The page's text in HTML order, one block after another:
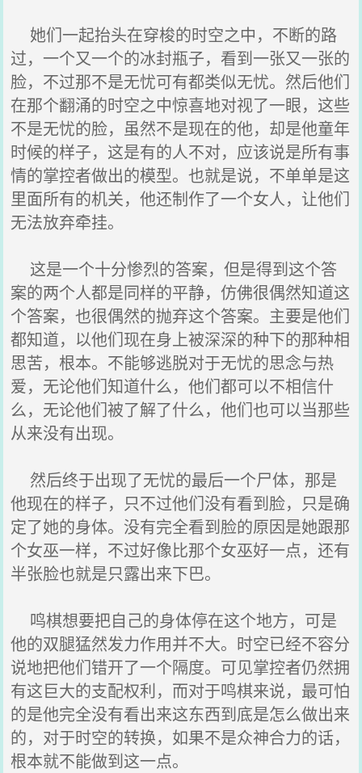
她们一起抬头在穿梭的时空之中，不断的路
过，一个又一个的冰封瓶子，看到一张又一张的
脸，不过那不是无忧可有都类似无忧。然后他们
在那个翻涌的时空之中惊喜地对视了一眼，这些
不是无忧的脸，虽然不是现在的他，却是他童年
时候的样子，这是有的人不对，应该说是所有事
情的掌控者做出的模型。也就是说，不单单是这
里面所有的机关，他还制作了一个女人，让他们
无法放弃牵挂。
这是一个十分惨烈的答案，但是得到这个答
案的两个人都是同样的平静，仿佛很偶然知道这
个答案，也很偶然的抛弃这个答案。主要是他们
都知道，以他们现在身上被深深的种下的那种相
思苦，根本。不能够逃脱对于无忧的思念与热
爱，无论他们知道什么，他们都可以不相信什
么，无论他们被了解了什么，他们也可以当那些
从来没有出现。
然后终于出现了无忧的最后一个尸体，那是
他现在的样子，只不过他们没有看到脸，只是确
定了她的身体。没有完全看到脸的原因是她跟那
个女巫一样，不过好像比那个女巫好一点，还有
半张脸也就是只露出来下巴。
鸣棋想要把自己的身体停在这个地方，可是
他的双腿猛然发力作用并不大。时空已经不容分
说地把他们错开了一个隔度。可见掌控者仍然拥
有这巨大的支配权利，而对于鸣棋来说，最可怕
的是他完全没有看出来这东西到底是怎么做出来
的，对于时空的转换，如果不是众神合力的话，
根本就不能做到这一点。